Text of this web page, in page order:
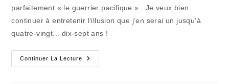
parfaitement « le guerrier pacifique ». Je veux bien
continuer à entretenir l’illusion que j’en serai un jusqu’à
quatre-vingt... dix-sept ans !
Continuer La Lecture
Quand
Le